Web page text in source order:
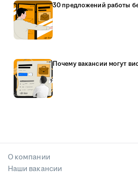
30 предложений работы
Почему вакансии могут
О компании
Наши вакансии